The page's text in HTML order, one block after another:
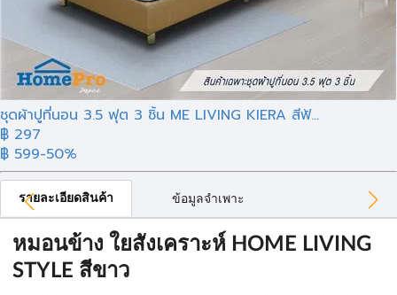
ชุดผ้าปูที่นอน 3.5 ฟุต 3 ชิ้น ME LIVING KIERA สีฟ้...
฿ 297
฿ 599-50%
รายละเอียดสินค้า ข้อมูลจำเพาะ
หมอนข้าง ใยสังเคราะห์ HOME LIVING
STYLE สีขาว